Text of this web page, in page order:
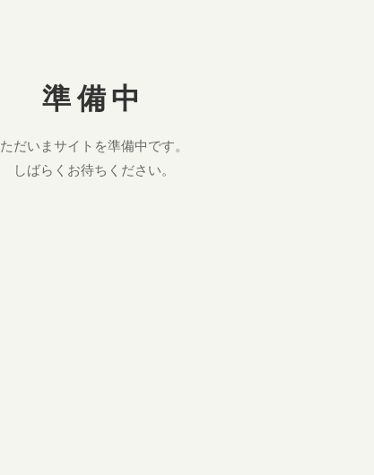
準備中
ただいまサイトを準備中です。
しばらくお待ちください。